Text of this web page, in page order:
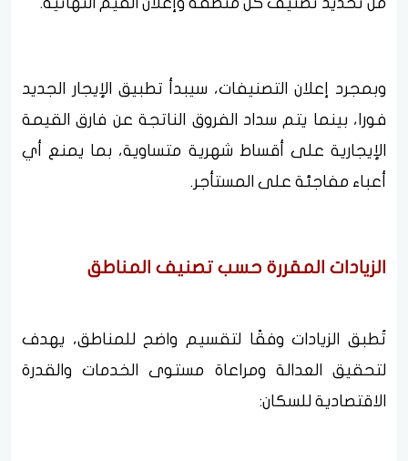
وبمجرد إعلان التصنيفات، سيبدأ تطبيق الإيجار الجديد
فورا، بينما يتم سداد الفروق الناتجة عن فارق القيمة
الإيجارية على أقساط شهرية متساوية، بما يمنع أي
أعباء مفاجئة على المستأجر.
الزيادات المقررة حسب تصنيف المناطق
تُطبق الزيادات وفقًا لتقسيم واضح للمناطق، يهدف
لتحقيق العدالة ومراعاة مستوى الخدمات والقدرة
الاقتصادية للسكان: